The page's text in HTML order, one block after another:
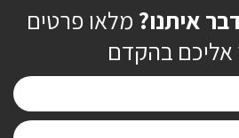
איתנו?מלאו פרטים
אליכם בהקדם